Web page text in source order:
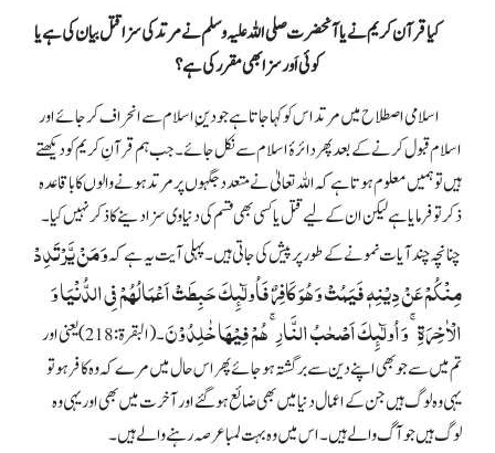
کیا قرآن کریم نے یا آنحضرت صلی اللہ علیہ وسلم نے مرتد کی سزا قتل بیان کی ہے یا
کوئی اَور سزا بھی مقرر کی ہے؟
اسلامی اصطلاح میں مرتد اس کو کہا جاتا ہے جو دینِ اسلام سے انحراف کر جائے اور
اسلام قبول کرنے کے بعد پھر دائرۂ اسلام سے نکل جائے۔ جب ہم قرآنِ کریم کو دیکھتے
ہیں تو ہمیں معلوم ہوتا ہے کہ اللہ تعالیٰ نے متعدد جگہوں پر مرتد ہونے والوں کا باقاعدہ
ذکر تو فرمایا ہے لیکن ان کے لیے قتل یا کسی بھی قسم کی دنیاوی سزا دینے کا ذکر نہیں کیا۔
چنانچہ چند آیات نمونے کے طور پر پیش کی جاتی ہیں۔ پہلی آیت یہ ہے کہوَ مَنْ یَّرْتَدِدْ
مِنْکُمْ عَنْ دِیْنِہٖ فَیَمُتْ وَ ہُوَ کَافِرٌ فَاُولٰٓىِٕکَ حَبِطَتْ اَعْمَالُہُمْ فِی الدُّنْیَا وَ
الْاٰخِرَۃِۚ وَ اُولٰٓىِٕکَ اَصْحٰبُ النَّارِۚ ہُمْ فِیْہَا خٰلِدُوْنَ۔
(البقرۃ:218)یعنی اور
تم میں سے جو بھی اپنے دین سے برگشتہ ہو جائے پھر اس حال میں مرے کہ وہ کافر ہو تو
یہی وہ لوگ ہیں جن کے اعمال دنیا میں بھی ضائع ہو گئے اور آخرت میں بھی اور یہی وہ
لوگ ہیں جو آگ والے ہیں۔ اس میں وہ بہت لمبا عرصہ رہنے والے ہیں۔